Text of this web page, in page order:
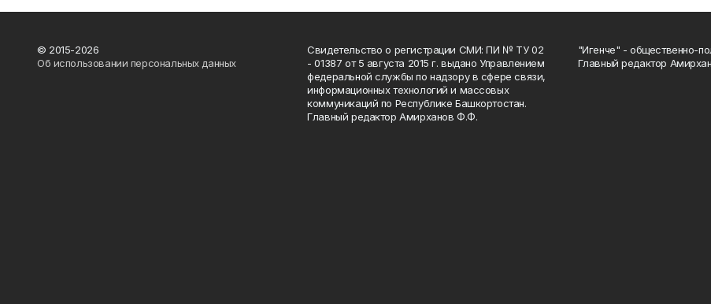
© 2015-2026
Об использовании персональных данных
Свидетельство о регистрации СМИ: ПИ № ТУ 02
- 01387 от 5 августа 2015 г. выдано Управлением
федеральной службы по надзору в сфере связи,
информационных технологий и массовых
коммуникаций по Республике Башкортостан.
Главный редактор Амирханов Ф.Ф.
"Игенче" - общественно-
Главный редактор